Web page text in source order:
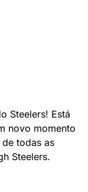
Steelers! Está
novo momento
todas as
Steelers.